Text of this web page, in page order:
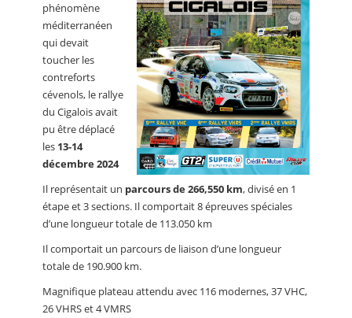
phénomène
méditerranéen
qui devait
toucher les
contreforts
cévenols, le rallye
du Cigalois avait
pu être déplacé
les 13-14
décembre 2024
Il représentait un parcours de 266,550 km, divisé en 1
étape et 3 sections. Il comportait 8 épreuves spéciales
d’une longueur totale de 113.050 km
Il comportait un parcours de liaison d’une longueur
totale de 190.900 km.
Magnifique plateau attendu avec 116 modernes, 37 VHC,
26 VHRS et 4 VMRS